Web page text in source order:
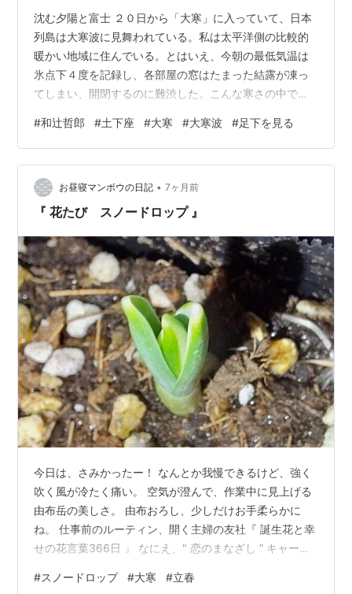
沈む夕陽と富士 ２０日から「大寒」に入っていて、日本
列島は大寒波に見舞われている。私は太平洋側の比較的
暖かい地域に住んでいる。とはいえ、今朝の最低気温は
氷点下４度を記録し、各部屋の窓はたまった結露が凍っ
てしまい、開閉するのに難渋した。こんな寒さの中でも
酷寒の中で選挙戦が始まる。各党は様々な口当たりのい
い公約を発表した。そんな時、足下を見ることの大事さ
を教える文章を読んだ。
#和辻哲郎 #土下座 #大寒 #大寒波 #足下を見る
お昼寝マンボウの日記 • 7ヶ月前
『 花たび スノードロップ 』
今日は、さみかったー！ なんとか我慢できるけど、強く
吹く風が冷たく痛い。 空気が澄んで、作業中に見上げる
由布岳の美しさ。 由布おろし、少しだけお手柔らかに
ね。 仕事前のルーティン、開く主婦の友社『 誕生花と幸
せの花言葉366日 』 なにえ、" 恋のまなざし ” キャー！
デベソさん一輪二輪。 その割にはおしとやか、うつむい
#スノードロップ #大寒 #立春